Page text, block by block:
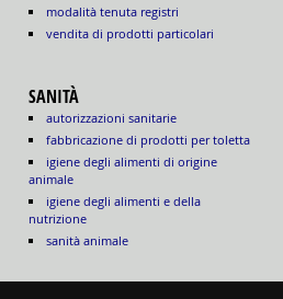
modalità tenuta registri
vendita di prodotti particolari
SANITÀ
autorizzazioni sanitarie
fabbricazione di prodotti per toletta
igiene degli alimenti di origine
animale
igiene degli alimenti e della
nutrizione
sanità animale